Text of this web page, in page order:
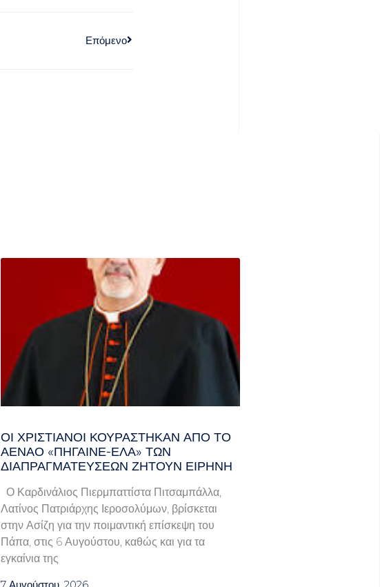
Επόμενο
ΟΙ ΧΡΙΣΤΙΑΝΟΊ ΚΟΥΡΆΣΤΗΚΑΝ ΑΠΌ ΤΟ
ΑΈΝΑΟ «ΠΉΓΑΙΝΕ-ΈΛΑ» ΤΩΝ
ΔΙΑΠΡΑΓΜΑΤΕΎΣΕΩΝ ΖΗΤΟΎΝ ΕΙΡΉΝΗ
Ο Καρδινάλιος Πιερμπαττίστα Πιτσαμπάλλα,
Λατίνος Πατριάρχης Ιεροσολύμων, βρίσκεται
στην Ασίζη για την ποιμαντική επίσκεψη του
Πάπα, στις 6 Αυγούστου, καθώς και για τα
εγκαίνια της